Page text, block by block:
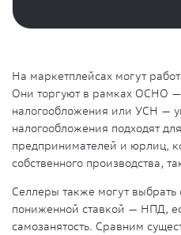
На маркетплейсах могут
Они торгуют в рамках ОСНО
налогообложения или УСН —
налогообложения подходят
предпринимателей и юрлиц,
собственного производства,
Селлеры также могут
пониженной ставкой — НПД,
самозанятость. Сравним